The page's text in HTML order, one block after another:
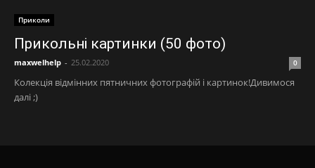
Приколи
Прикольні картинки (50 фото)
maxwelhelp - 25.02.2020 0
Колекція відмінних пятничних фотографій і картинок!Дивимося
далі ;)